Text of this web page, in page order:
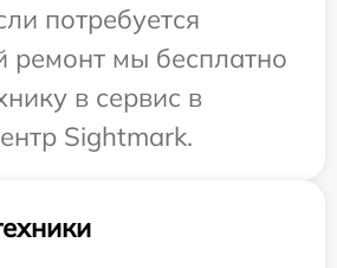
потребуется
ремонт мы бесплатно
в сервис в
Sightmark.